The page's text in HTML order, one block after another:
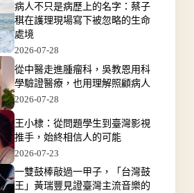
病人不只是病歷上的名字：蔡子
稘在護理現場寫下被忽略的生命
處境
2026-07-28
從中醫走進腫瘤科，吳教恩用科
學驗證醫療，也用理解照顧病人
2026-07-28
王小棣：從問題學生到臺灣影視
推手，始終相信人的可能
2026-07-23
一雙鼓棒敲過一甲子，「台灣鼓
王」黃瑞豐見證臺灣主流音樂的